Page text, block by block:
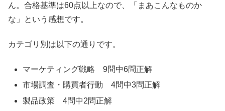
ん。合格基準は60点以上なので、「まあこんなものか
な」という感想です。
カテゴリ別は以下の通りです。
マーケティング戦略 9問中6問正解
市場調査・購買者行動 4問中3問正解
製品政策 4問中2問正解